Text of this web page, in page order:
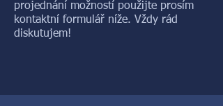
projednání možností použijte prosím
kontaktní formulář níže. Vždy rád
diskutujem!